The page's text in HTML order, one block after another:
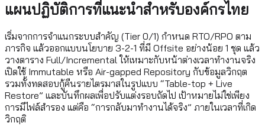
แผนปฏิบัติการที่แนะนำสำหรับองค์กรไทย
เริ่มจากการจำแนกระบบสำคัญ (Tier 0/1) กำหนด RTO/RPO ตาม
ภารกิจ แล้วออกแบบนโยบาย 3-2-1 ที่มี Offsite อย่างน้อย 1 ชุด แล้ว
วางตาราง Full/Incremental ให้เหมาะกับหน้าต่างเวลาทำงานจริง
เปิดใช้ Immutable หรือ Air-gapped Repository กับข้อมูลวิกฤต
รวมทั้งทดสอบกู้คืนรายไตรมาสในรูปแบบ “Table-top + Live
Restore” และบันทึกผลเพื่อปรับแต่งรอบถัดไป เป้าหมายไม่ใช่เพียง
การมีไฟล์สำรอง แต่คือ “การกลับมาทำงานได้จริง” ภายในเวลาที่เกิด
วิกฤติ